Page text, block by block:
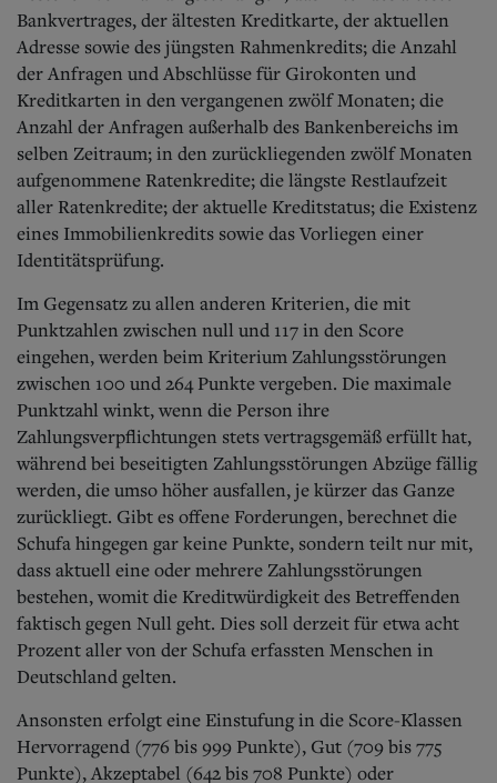
Bankvertrages, der ältesten Kreditkarte, der aktuellen
Adresse sowie des jüngsten Rahmenkredits; die Anzahl
der Anfragen und Abschlüsse für Girokonten und
Kreditkarten in den vergangenen zwölf Monaten; die
Anzahl der Anfragen außerhalb des Bankenbereichs im
selben Zeitraum; in den zurückliegenden zwölf Monaten
aufgenommene Ratenkredite; die längste Restlaufzeit
aller Ratenkredite; der aktuelle Kreditstatus; die Existenz
eines Immobilienkredits sowie das Vorliegen einer
Identitätsprüfung.
Im Gegensatz zu allen anderen Kriterien, die mit
Punktzahlen zwischen null und 117 in den Score
eingehen, werden beim Kriterium Zahlungsstörungen
zwischen 100 und 264 Punkte vergeben. Die maximale
Punktzahl winkt, wenn die Person ihre
Zahlungsverpflichtungen stets vertragsgemäß erfüllt hat,
während bei beseitigten Zahlungsstörungen Abzüge fällig
werden, die umso höher ausfallen, je kürzer das Ganze
zurückliegt. Gibt es offene Forderungen, berechnet die
Schufa hingegen gar keine Punkte, sondern teilt nur mit,
dass aktuell eine oder mehrere Zahlungsstörungen
bestehen, womit die Kreditwürdigkeit des Betreffenden
faktisch gegen Null geht. Dies soll derzeit für etwa acht
Prozent aller von der Schufa erfassten Menschen in
Deutschland gelten.
Ansonsten erfolgt eine Einstufung in die Score-Klassen
Hervorragend (776 bis 999 Punkte), Gut (709 bis 775
Punkte), Akzeptabel (642 bis 708 Punkte) oder